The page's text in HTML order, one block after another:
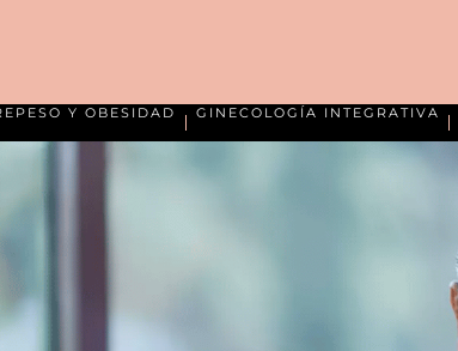
Y OBESIDAD GINECOLOGÍA INTEGRATIVA